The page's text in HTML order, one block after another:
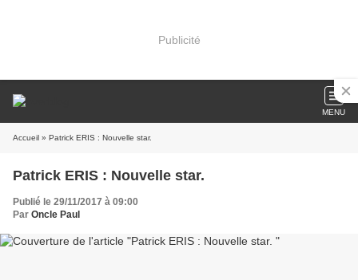
Publicité
MENU
Accueil » Patrick ERIS : Nouvelle star.
Patrick ERIS : Nouvelle star.
Publié le 29/11/2017 à 09:00
Par Oncle Paul